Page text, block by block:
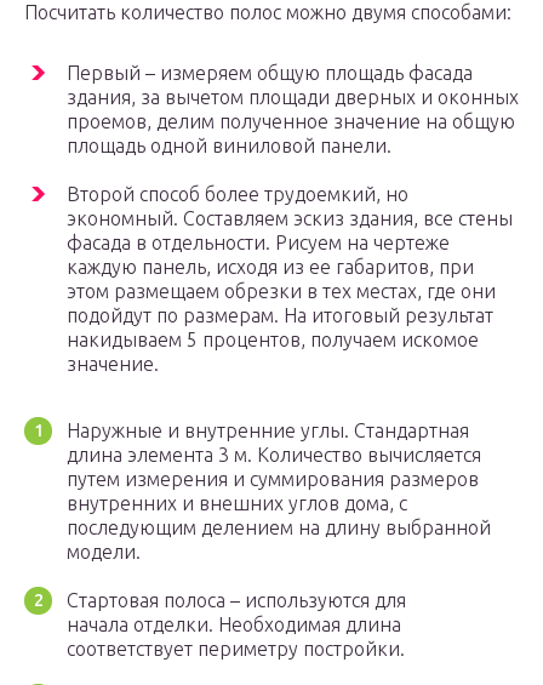
Посчитать количество полос можно двумя способами:
Первый – измеряем общую площадь фасада
здания, за вычетом площади дверных и оконных
проемов, делим полученное значение на общую
площадь одной виниловой панели.
Второй способ более трудоемкий, но
экономный. Составляем эскиз здания, все стены
фасада в отдельности. Рисуем на чертеже
каждую панель, исходя из ее габаритов, при
этом размещаем обрезки в тех местах, где они
подойдут по размерам. На итоговый результат
накидываем 5 процентов, получаем искомое
значение.
Наружные и внутренние углы. Стандартная
длина элемента 3 м. Количество вычисляется
путем измерения и суммирования размеров
внутренних и внешних углов дома, с
последующим делением на длину выбранной
модели.
Стартовая полоса – используются для
начала отделки. Необходимая длина
соответствует периметру постройки.